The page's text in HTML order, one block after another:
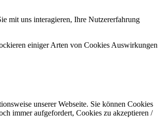
mit uns interagieren, Ihre Nutzererfahrung
einiger Arten von Cookies Auswirkungen
unserer Webseite. Sie können Cookies
immer aufgefordert, Cookies zu akzeptieren /